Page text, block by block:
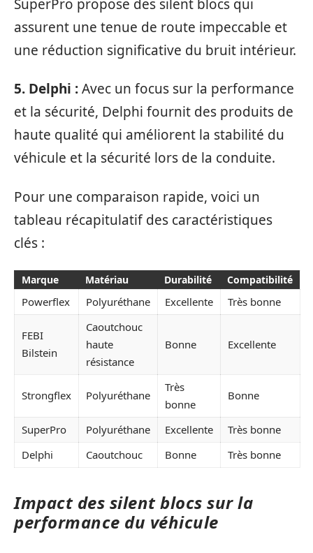
SuperPro propose des silent blocs qui
assurent une tenue de route impeccable et
une réduction significative du bruit intérieur.
5. Delphi :Avec un focus sur la performance
et la sécurité, Delphi fournit des produits de
haute qualité qui améliorent la stabilité du
véhicule et la sécurité lors de la conduite.
Pour une comparaison rapide, voici un
tableau récapitulatif des caractéristiques
clés :
Marque Matériau Durabilité Compatibilité
Powerflex Polyuréthane Excellente Très bonne
FEBI
Bilstein
Caoutchouc
haute
résistance
Bonne Excellente
Strongflex Polyuréthane
Très
bonne
Bonne
SuperPro Polyuréthane Excellente
Très bonne
Delphi
Caoutchouc Bonne Très bonne
Impact des silent blocs sur la
performance du véhicule